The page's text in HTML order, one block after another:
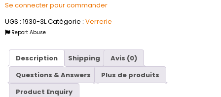
Se connecter pour commander
UGS : 1930-3LCatégorie : Verrerie
Report Abuse
Description Shipping
Avis (0)
Questions & Answers
Plus de produits
Product Enquiry